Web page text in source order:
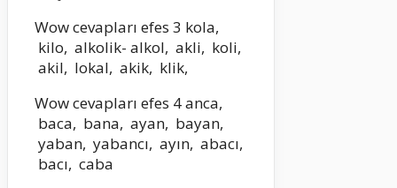
Wow cevapları efes 3 kola,
kilo, alkolik- alkol, akli, koli,
akil, lokal, akik, klik,
Wow cevapları efes 4 anca,
baca, bana, ayan, bayan,
yaban, yabancı, ayın, abacı,
bacı, caba